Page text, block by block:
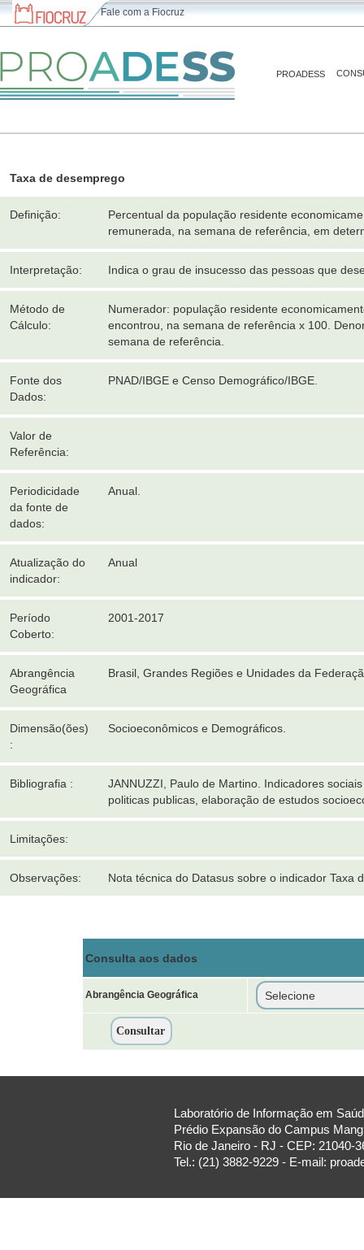
Fale com a Fiocruz
PROADESS
Taxa de desemprego
Definição:
Percentual da população residente
remunerada, na semana de referência, em
Interpretação: Indica o grau de insucesso das pessoas que
Método de
Cálculo:
Numerador: população residente
encontrou, na semana de referência x 100.
semana de referência.
Fonte dos
Dados:
PNAD/IBGE e Censo Demográfico/IBGE.
Valor de
Referência:
Periodicidade
da fonte de
dados:
Anual.
Atualização do
indicador:
Anual
Período
Coberto:
2001-2017
Abrangência
Geográfica
Brasil, Grandes Regiões e Unidades da
Dimensão(ões)
:
Socioeconômicos e Demográficos.
Bibliografia :
JANNUZZI, Paulo de Martino. Indicadores
politicas publicas, elaboração de estudos
Limitações:
Observações: Nota técnica do Datasus sobre o indicador Taxa
Consulta aos dados
Abrangência Geográfica
Laboratório de Informação em
Prédio Expansão do Campus
Rio de Janeiro - RJ - CEP: 21040-
Tel.: (21) 3882-9229 - E-mail: